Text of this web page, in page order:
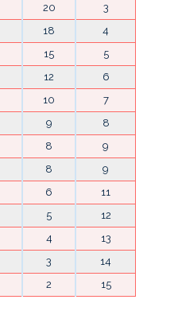
20
3
18
4
15
5
12
6
10
7
9
8
8
9
8
9
6
11
5
12
4
13
3
14
2 15